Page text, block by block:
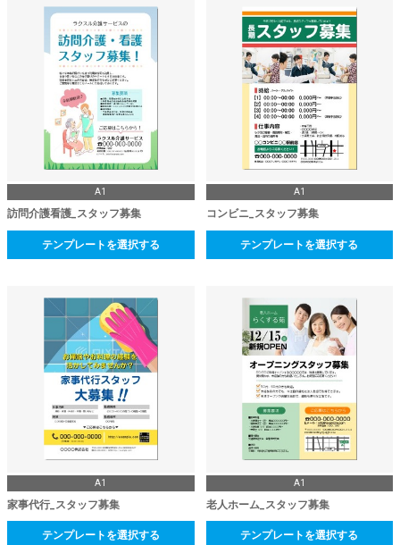
A1
訪問介護看護_スタッフ募集
テンプレートを選択する
A1
コンビニ_スタッフ募集
テンプレートを選択する
A1
家事代行_スタッフ募集
テンプレートを選択する
A1
老人ホーム_スタッフ募集
テンプレートを選択する